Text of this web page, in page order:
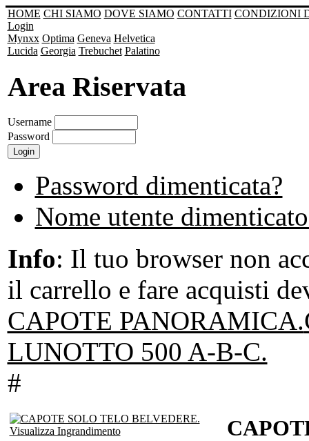
HOME CHI SIAMO DOVE SIAMO CONTATTI CONDIZIONI
Login
Mynxx Optima Geneva Helvetica
Lucida Georgia Trebuchet Palatino
Area Riservata
Username
Password
Password dimenticata?
Nome utente
Info: Il tuo browser non
il carrello e fare acquisti
CAPOTE PANORAMICA.
LUNOTTO 500 A-B-C.
#
Visualizza Ingrandimento